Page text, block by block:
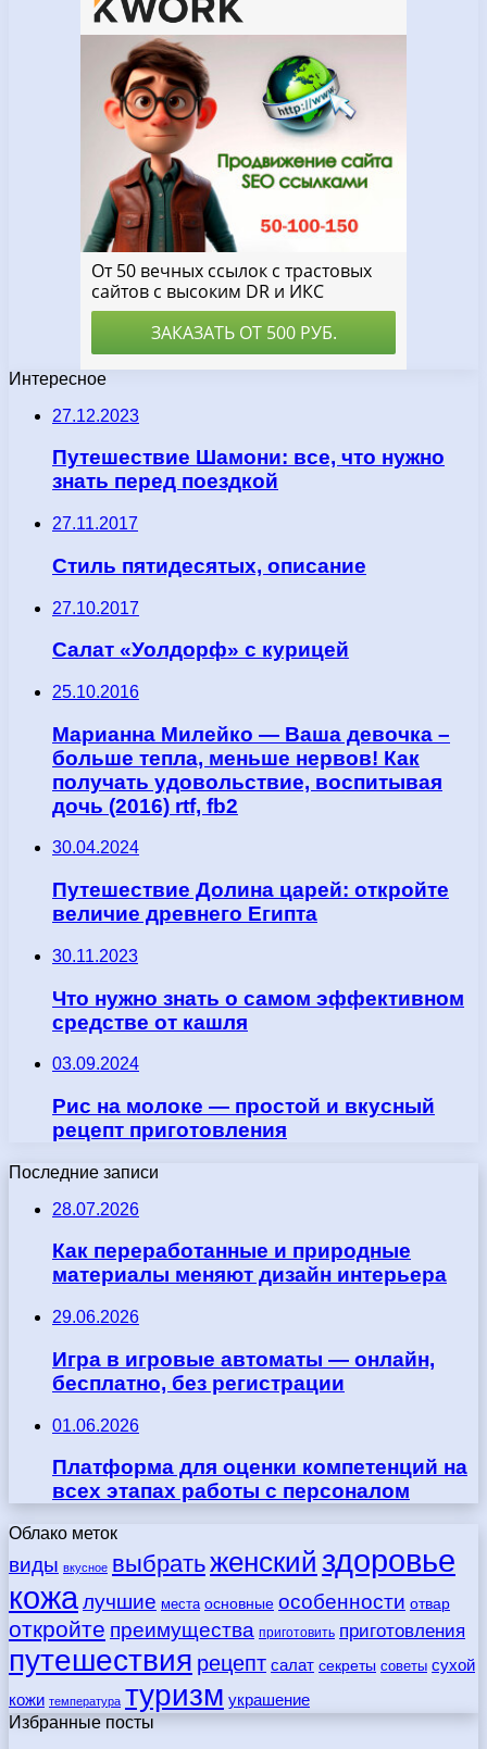
Интересное
27.12.2023
Путешествие Шамони: все, что нужно
знать перед поездкой
27.11.2017
Стиль пятидесятых, описание
27.10.2017
Салат «Уолдорф» с курицей
25.10.2016
Марианна Милейко — Ваша девочка –
больше тепла, меньше нервов! Как
получать удовольствие, воспитывая
дочь (2016) rtf, fb2
30.04.2024
Путешествие Долина царей: откройте
величие древнего Египта
30.11.2023
Что нужно знать о самом эффективном
средстве от кашля
03.09.2024
Рис на молоке — простой и вкусный
рецепт приготовления
Последние записи
28.07.2026
Как переработанные и природные
материалы меняют дизайн интерьера
29.06.2026
Игра в игровые автоматы — онлайн,
бесплатно, без регистрации
01.06.2026
Платформа для оценки компетенций на
всех этапах работы с персоналом
Облако меток
виды вкусное выбратьженский здоровье
кожалучшие места основные особенности отвар
откройте преимущества приготовить приготовления
путешествия рецепт салат секреты советы сухой
кожи температура туризм украшение
Избранные посты